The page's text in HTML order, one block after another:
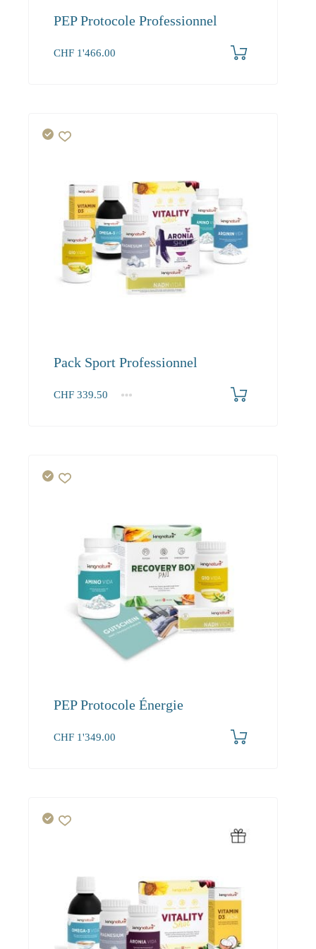
PEP Protocole Professionnel
CHF 1'466.00
Pack Sport Professionnel
CHF 339.50
1+
PEP Protocole Énergie
CHF 1'349.00